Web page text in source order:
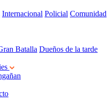
Internacional Policial Comunidad
Batalla Dueños de la tarde